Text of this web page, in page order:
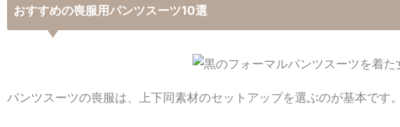
おすすめの喪服用パンツスーツ10選
パンツスーツの喪服は、上下同素材のセットアップを選ぶのが基本です。